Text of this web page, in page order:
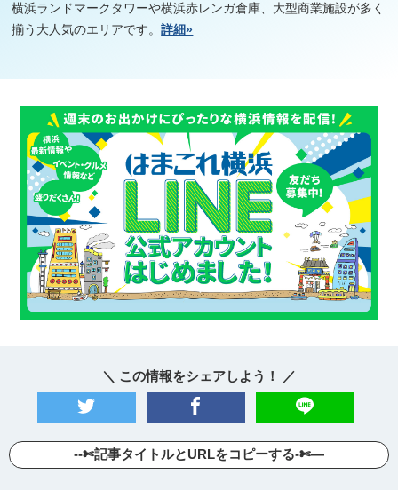
横浜ランドマークタワーや横浜赤レンガ倉庫、大型商業施設が多く
揃う大人気のエリアです。詳細»
＼ この情報をシェアしよう！ ／
--✄記事タイトルとURLをコピーする-✄—